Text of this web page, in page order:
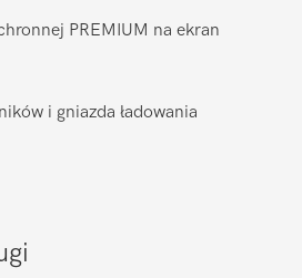
PREMIUM na ekran
i gniazda ładowania